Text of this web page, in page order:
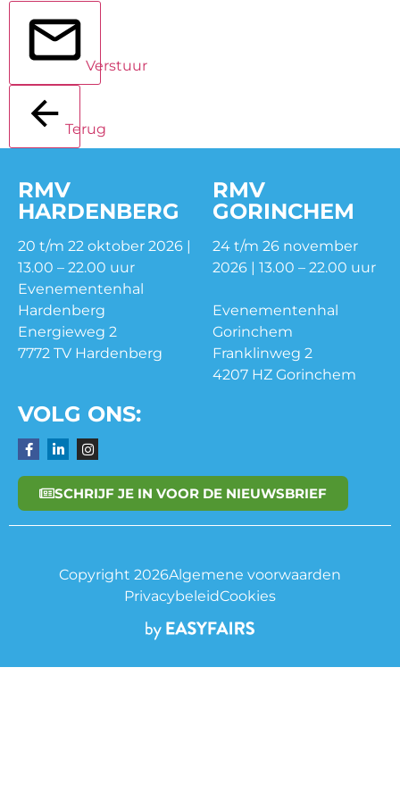
Verstuur
Terug
RMV
HARDENBERG
20 t/m 22 oktober 2026 |
13.00 – 22.00 uur
Evenementenhal
Hardenberg
Energieweg 2
7772 TV Hardenberg
RMV
GORINCHEM
24 t/m 26 november
2026 | 13.00 – 22.00 uur
Evenementenhal
Gorinchem
Franklinweg 2
4207 HZ Gorinchem
VOLG ONS:
SCHRIJF JE IN VOOR DE NIEUWSBRIEF
Copyright 2026Algemene voorwaarden
PrivacybeleidCookies